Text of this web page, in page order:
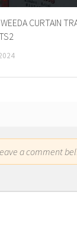
CURTAIN
a comment